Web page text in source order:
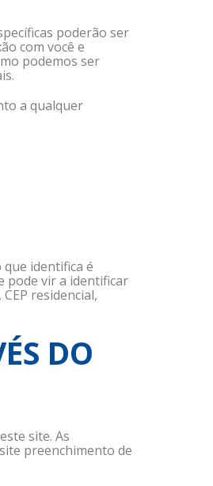
poderão ser
com você e
podemos ser
a qualquer
identifica é
pode vir a identificar
residencial,
DO
site. As
preenchimento de